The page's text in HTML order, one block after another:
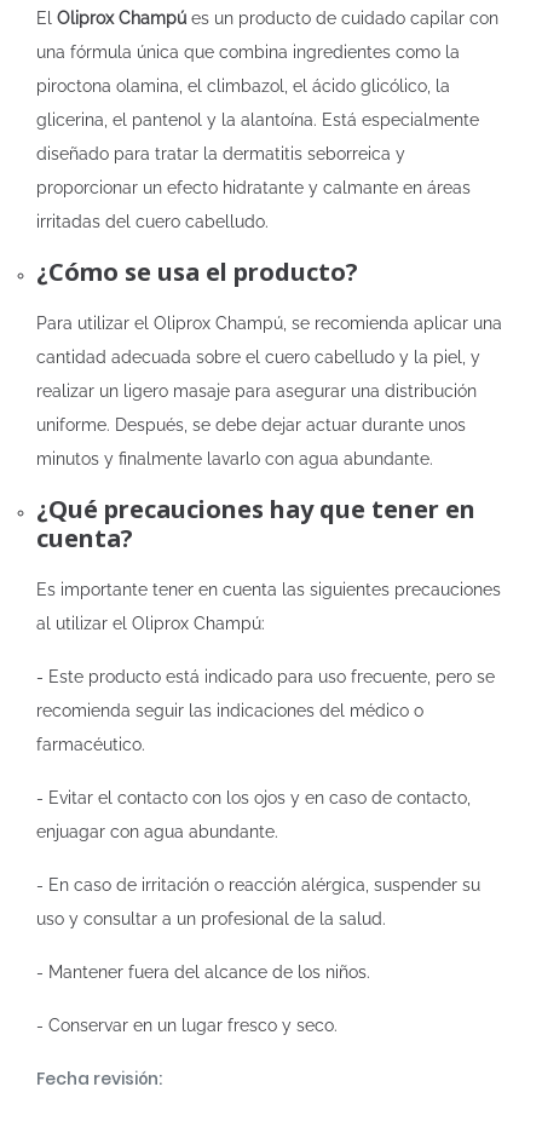
El Oliprox Champú es un producto de cuidado capilar con
una fórmula única que combina ingredientes como la
piroctona olamina, el climbazol, el ácido glicólico, la
glicerina, el pantenol y la alantoína. Está especialmente
diseñado para tratar la dermatitis seborreica y
proporcionar un efecto hidratante y calmante en áreas
irritadas del cuero cabelludo.
¿Cómo se usa el producto?
Para utilizar el Oliprox Champú, se recomienda aplicar una
cantidad adecuada sobre el cuero cabelludo y la piel, y
realizar un ligero masaje para asegurar una distribución
uniforme. Después, se debe dejar actuar durante unos
minutos y finalmente lavarlo con agua abundante.
¿Qué precauciones hay que tener en
cuenta?
Es importante tener en cuenta las siguientes precauciones
al utilizar el Oliprox Champú:
- Este producto está indicado para uso frecuente, pero se
recomienda seguir las indicaciones del médico o
farmacéutico.
- Evitar el contacto con los ojos y en caso de contacto,
enjuagar con agua abundante.
- En caso de irritación o reacción alérgica, suspender su
uso y consultar a un profesional de la salud.
- Mantener fuera del alcance de los niños.
- Conservar en un lugar fresco y seco.
Fecha revisión: